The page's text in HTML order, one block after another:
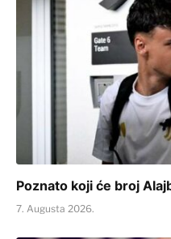
Poznato koji će broj
7. Augusta 2026.